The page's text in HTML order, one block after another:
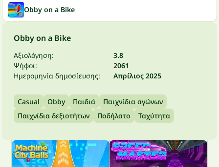
Obby on a Bike
Obby on a Bike
Αξιολόγηση:
3.8
Ψήφοι:
2061
Ημερομηνία δημοσίευσης:
Απρίλιος 2025
Casual Obby Παιδιά
Παιχνίδια αγώνων
Παιχνίδια δεξιοτήτων
Ποδήλατο Ταχύτητα